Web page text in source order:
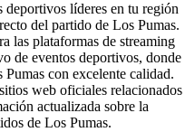
deportivos líderes en tu región
del partido de Los Pumas.
las plataformas de streaming
de eventos deportivos, donde
con excelente calidad.
web oficiales relacionados
actualizada sobre la
de Los Pumas.